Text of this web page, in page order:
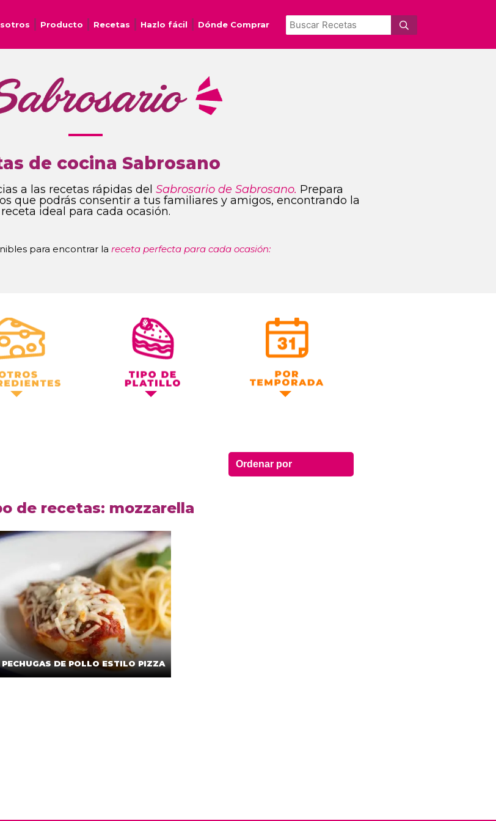
Producto Recetas Hazlo fácil Dónde Comprar
de cocina Sabrosano
a las recetas rápidas del Sabrosario de Sabrosano. Prepara
que podrás consentir a tus familiares y amigos, encontrando la
receta ideal para cada ocasión.
para encontrar la receta perfecta para cada ocasión:
Tipo de Platillo Por Temporada
de recetas: mozzarella
PECHUGAS DE POLLO ESTILO PIZZA